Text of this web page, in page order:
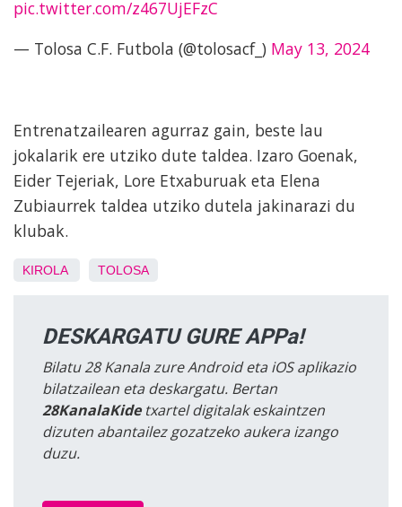
pic.twitter.com/z467UjEFzC
— Tolosa C.F. Futbola (@tolosacf_) May 13, 2024
Entrenatzailearen agurraz gain, beste lau
jokalarik ere utziko dute taldea. Izaro Goenak,
Eider Tejeriak, Lore Etxaburuak eta Elena
Zubiaurrek taldea utziko dutela jakinarazi du
klubak.
KIROLA TOLOSA
DESKARGATU GURE APPa!
Bilatu 28 Kanala zure Android eta iOS aplikazio
bilatzailean eta deskargatu. Bertan
28KanalaKidetxartel digitalak eskaintzen
dizuten abantailez gozatzeko aukera izango
duzu.